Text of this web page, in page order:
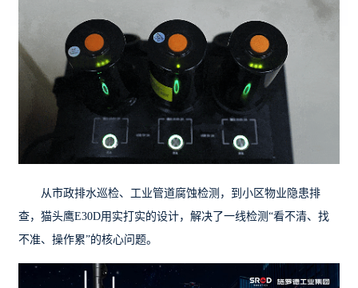
标配3块3500mAh电池，单块能续航2~3小时，三块轮换刚好
满足全天巡检需求；多接口充电桩能同时给多块电池充电，第二
天出门作业不用等。不管是市政防汛的应急排查，还是工厂日常
的管道维护，都能高效推进不中断。